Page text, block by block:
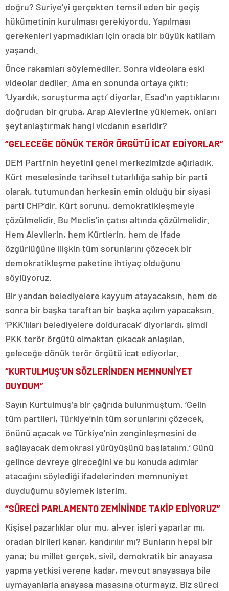
doğru? Suriye’yi gerçekten temsil eden bir geçiş
hükümetinin kurulması gerekiyordu. Yapılması
gerekenleri yapmadıkları için orada bir büyük katliam
yaşandı.
Önce rakamları söylemediler. Sonra videolara eski
videolar dediler. Ama en sonunda ortaya çıktı;
‘Uyardık, soruşturma açtı’ diyorlar. Esad’ın yaptıklarını
doğrudan bir gruba, Arap Alevlerine yüklemek, onları
şeytanlaştırmak hangi vicdanın eseridir?
“GELECEĞE DÖNÜK TERÖR ÖRGÜTÜ İCAT EDİYORLAR”
DEM Parti’nin heyetini genel merkezimizde ağırladık.
Kürt meselesinde tarihsel tutarlılığa sahip bir parti
olarak, tutumundan herkesin emin olduğu bir siyasi
parti CHP’dir. Kürt sorunu, demokratikleşmeyle
çözülmelidir. Bu Meclis’in çatısı altında çözülmelidir.
Hem Alevilerin, hem Kürtlerin, hem de ifade
özgürlüğüne ilişkin tüm sorunlarını çözecek bir
demokratikleşme paketine ihtiyaç olduğunu
söylüyoruz.
Bir yandan belediyelere kayyum atayacaksın, hem de
sonra bir başka taraftan bir başka açılım yapacaksın.
‘PKK’lıları belediyelere dolduracak’ diyorlardı, şimdi
PKK terör örgütü olmaktan çıkacak anlaşılan,
geleceğe dönük terör örgütü icat ediyorlar.
“KURTULMUŞ’UN SÖZLERİNDEN MEMNUNİYET
DUYDUM”
Sayın Kurtulmuş’a bir çağrıda bulunmuştum. ‘Gelin
tüm partileri, Türkiye’nin tüm sorunlarını çözecek,
önünü açacak ve Türkiye’nin zenginleşmesini de
sağlayacak demokrasi yürüyüşünü başlatalım.’ Günü
gelince devreye gireceğini ve bu konuda adımlar
atacağını söylediği ifadelerinden memnuniyet
duyduğumu söylemek isterim.
“SÜRECİ PARLAMENTO ZEMİNİNDE TAKİP EDİYORUZ”
Kişisel pazarlıklar olur mu, al-ver işleri yaparlar mı,
oradan birileri kanar, kandırılır mı? Bunların hepsi bir
yana; bu millet gerçek, sivil, demokratik bir anayasa
yapma yetkisi verene kadar, mevcut anayasaya bile
uymayanlarla anayasa masasına oturmayız. Biz süreci